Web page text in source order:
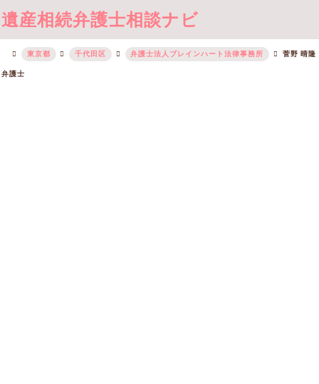
遺産相続弁護士相談ナビ
東京都 千代田区 弁護士法人ブレインハート法律事務所 菅野 晴隆
弁護士